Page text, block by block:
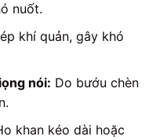
nuốt.
khí quản, gây khó
nói: Do bướu chèn
khan kéo dài hoặc